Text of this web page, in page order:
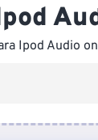
Ipod Audio